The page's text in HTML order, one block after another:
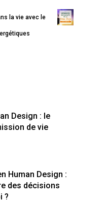
la vie avec le
Design : le
de vie
Human Design :
des décisions
?